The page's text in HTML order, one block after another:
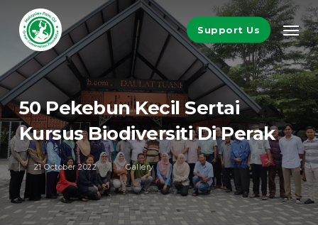
main
content
Support Us
50 Pekebun Kecil Sertai
Kursus Biodiversiti Di Perak
21 October 2022 Gallery